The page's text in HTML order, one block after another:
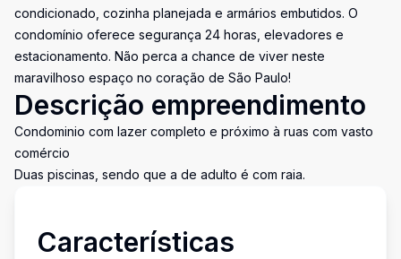
condicionado, cozinha planejada e armários embutidos. O
condomínio oferece segurança 24 horas, elevadores e
estacionamento. Não perca a chance de viver neste
maravilhoso espaço no coração de São Paulo!
Descrição empreendimento
Condominio com lazer completo e próximo à ruas com vasto
comércio
Duas piscinas, sendo que a de adulto é com raia.
Características